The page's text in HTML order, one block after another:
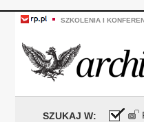
SZKOLENIA I
SZUKAJ W: